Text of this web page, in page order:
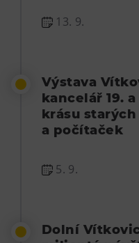
13. 9.
Výstava
kancelář 19.
krásu
a počítaček
5. 9.
Dolní